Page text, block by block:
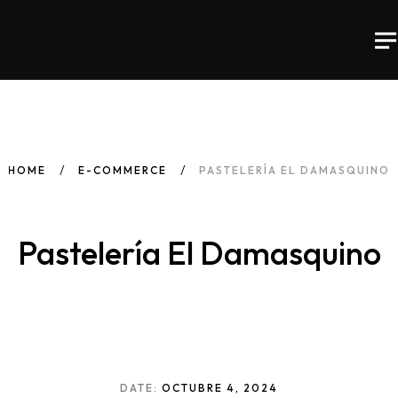
HOME E-COMMERCE PASTELERÍA EL DAMASQUINO
Pastelería El Damasquino
DATE: OCTUBRE 4, 2024